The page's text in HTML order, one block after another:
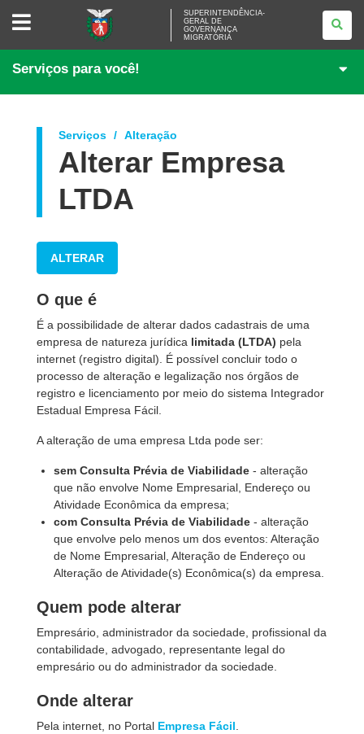
SUPERINTENDÊNCIA-
GOVERNANÇA
SUPERINTENDÊNCIA-
GERAL DE
GOVERNANÇA
MIGRATÓRIA
Serviços para você!
Serviços Alteração
Alterar Empresa
LTDA
ALTERAR
O que é
É a possibilidade de alterar dados cadastrais de uma
empresa de natureza jurídica limitada (LTDA) pela
internet (registro digital). É possível concluir todo o
processo de alteração e legalização nos órgãos de
registro e licenciamento por meio do sistema Integrador
Estadual Empresa Fácil.
A alteração de uma empresa Ltda pode ser:
sem Consulta Prévia de Viabilidade- alteração
que não envolve Nome Empresarial, Endereço ou
Atividade Econômica da empresa;
com Consulta Prévia de Viabilidade- alteração
que envolve pelo menos um dos eventos: Alteração
de Nome Empresarial, Alteração de Endereço ou
Alteração de Atividade(s) Econômica(s) da empresa.
Quem pode alterar
Empresário, administrador da sociedade, profissional da
contabilidade, advogado, representante legal do
empresário ou do administrador da sociedade.
Onde alterar
Pela internet, no Portal Empresa Fácil